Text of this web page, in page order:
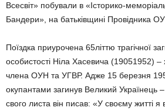
Всесвіт» побували в «Історико-
Бандери», на батьківщині Провідника
Поїздка приурочена 65літтю трагічної
особистості Ніла Хасевича (19051952) –
члена ОУН та УГВР. Адже 15 березня
окупантами загинув Великий Українець
свого листа він писав: «У своєму житті